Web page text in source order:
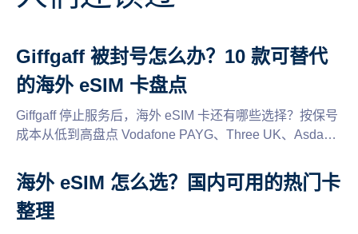
Giffgaff 被封号怎么办？10 款可替代
的海外 eSIM 卡盘点
Giffgaff 停止服务后，海外 eSIM 卡还有哪些选择？按保号
成本从低到高盘点 Vodafone PAYG、Three UK、Asda
附全面的保号规则。
海外 eSIM 怎么选？国内可用的热门卡
整理